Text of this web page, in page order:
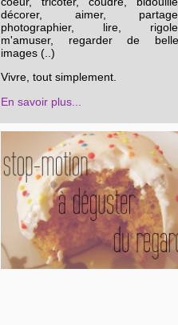
décorer, aimer,
photographier, lire,
m'amuser, regarder de
images (..)
Vivre, tout simplement.
En savoir plus...